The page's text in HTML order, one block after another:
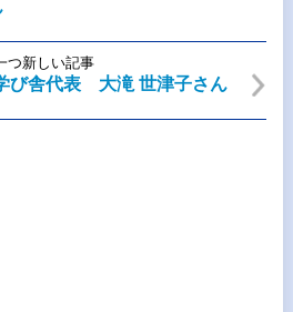
つ新しい記事
び舎代表 大滝 世津子さん